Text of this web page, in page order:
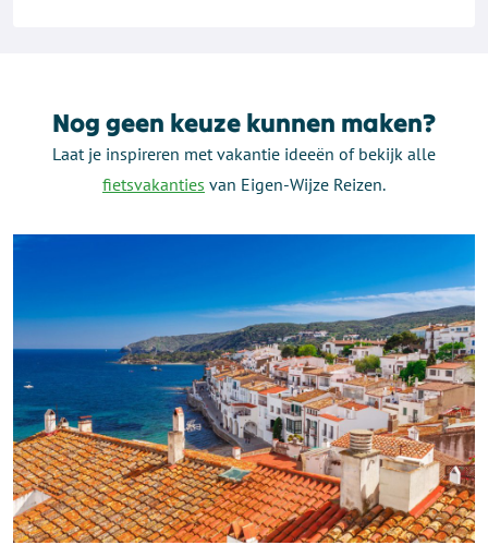
Nog geen keuze kunnen maken?
Laat je inspireren met vakantie ideeën of bekijk alle
fietsvakanties van Eigen-Wijze Reizen.